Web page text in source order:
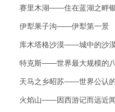
赛里木湖——住在蓝湖之畔
伊犁果子沟——伊犁第一景
库木塔格沙漠——城中的沙
特克斯——世界最大规模的
天马之乡昭苏——世界公认
火焰山——因西游记而远近